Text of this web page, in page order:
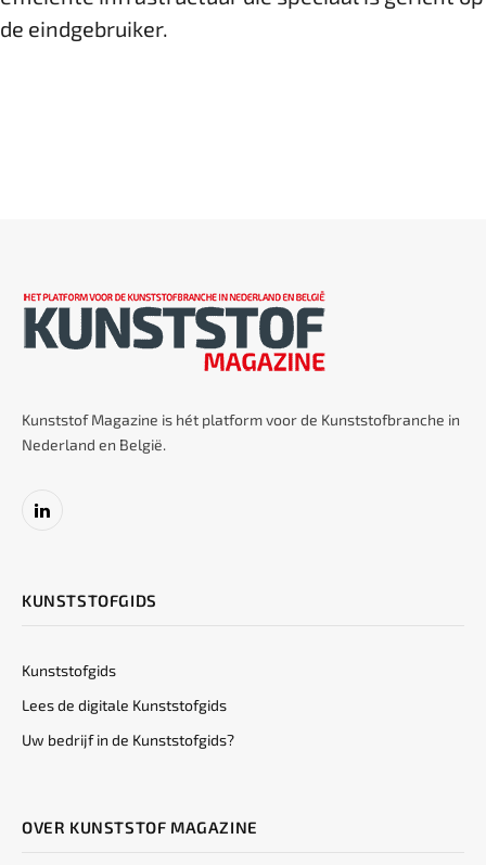
de eindgebruiker.
Kunststof Magazine is hét platform voor de Kunststofbranche in
Nederland en België.
LinkedIn
KUNSTSTOFGIDS
Kunststofgids
Lees de digitale Kunststofgids
Uw bedrijf in de Kunststofgids?
OVER KUNSTSTOF MAGAZINE